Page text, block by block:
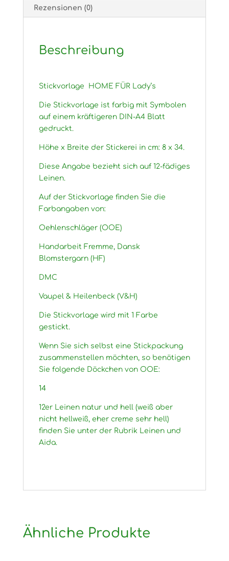
Rezensionen (0)
Beschreibung
Stickvorlage HOME FÜR Lady’s
Die Stickvorlage ist farbig mit Symbolen
auf einem kräftigeren DIN-A4 Blatt
gedruckt.
Höhe x Breite der Stickerei in cm: 8 x 34.
Diese Angabe bezieht sich auf 12-fädiges
Leinen.
Auf der Stickvorlage finden Sie die
Farbangaben von:
Oehlenschläger (OOE)
Handarbeit Fremme, Dansk
Blomstergarn (HF)
DMC
Vaupel & Heilenbeck (V&H)
Die Stickvorlage wird mit 1 Farbe
gestickt.
Wenn Sie sich selbst eine Stickpackung
zusammenstellen möchten, so benötigen
Sie folgende Döckchen von OOE:
14
12er Leinen natur und hell (weiß aber
nicht hellweiß, eher creme sehr hell)
finden Sie unter der Rubrik Leinen und
Aida.
Ähnliche Produkte